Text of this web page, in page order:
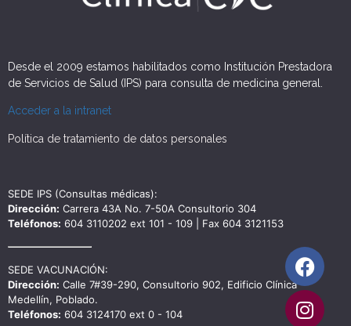
Desde el 2009 estamos habilitados como Institución Prestadora
de Servicios de Salud (IPS) para consulta de medicina general.
Acceder a la intranet
Política de tratamiento de datos personales
SEDE IPS (Consultas médicas):
Dirección: Carrera 43A No. 7-50A Consultorio 304
Teléfonos: 604 3110202 ext 101 - 109 | Fax 604 3121153
SEDE VACUNACIÓN:
Dirección: Calle 7#39-290, Consultorio 902, Edificio Clínica
Medellín, Poblado.
Teléfonos: 604 3124170 ext 0 - 104